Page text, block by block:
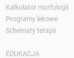
Kalkulator morfologii
Programy lekowe
Schematy terapii
EDUKACJA